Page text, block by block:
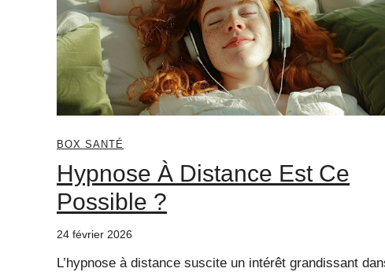
BOX SANTÉ
Hypnose À Distance Est Ce
Possible ?
24 février 2026
L’hypnose à distance suscite un intérêt grandissant